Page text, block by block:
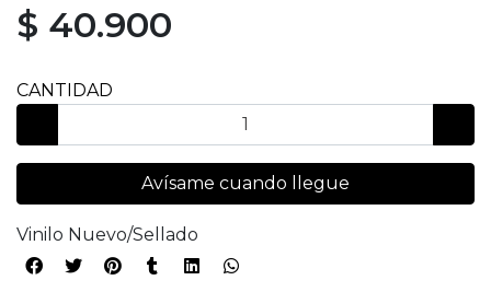
$ 40.900
CANTIDAD
Avísame cuando llegue
Vinilo Nuevo/Sellado